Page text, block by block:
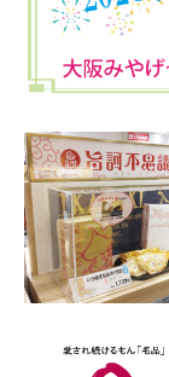
2017/06/20
『MOLA!』 Vol.16